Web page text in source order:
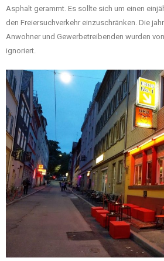
Asphalt gerammt. Es sollte sich um einen
den Freiersuchverkehr einzuschränken. Die
Anwohner und Gewerbetreibenden wurden
ignoriert.